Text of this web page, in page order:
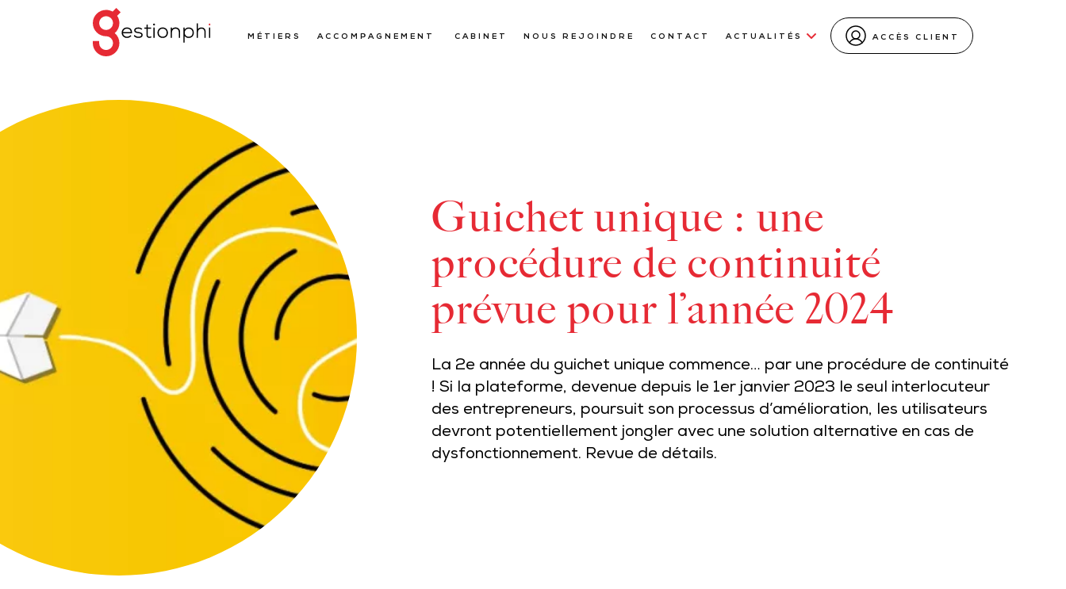
MÉTIERS ACCOMPAGNEMENT CABINET NOUS REJOINDRE CONTACT ACTUALITÉS ACCÈS CLIENT
Guichet unique : une
procédure de continuité
prévue pour l’année 2024
La 2e année du guichet unique commence… par une procédure de continuité
! Si la plateforme, devenue depuis le 1er janvier 2023 le seul interlocuteur
des entrepreneurs, poursuit son processus d’amélioration, les utilisateurs
devront potentiellement jongler avec une solution alternative en cas de
dysfonctionnement. Revue de détails.